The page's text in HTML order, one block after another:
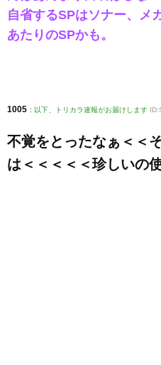
自省するSPはソナー、メ
あたりのSPかも。
1005 : 以下、トリカラ速報がお届けします
不覚をとったなぁ＜＜
は＜＜＜＜＜珍しいの